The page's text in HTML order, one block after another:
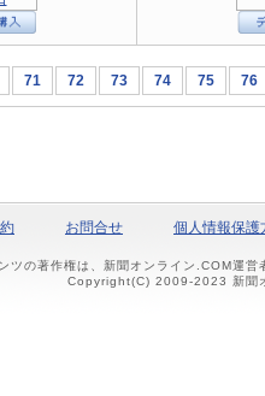
71 72 73 74 75 76
お問合せ 個人情報保護
の著作権は、新聞オンライン.COM運
Copyright(C) 2009-2023 新聞